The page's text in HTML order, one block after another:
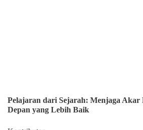
Pelajaran dari Sejarah: Menjaga Akar
Depan yang Lebih Baik